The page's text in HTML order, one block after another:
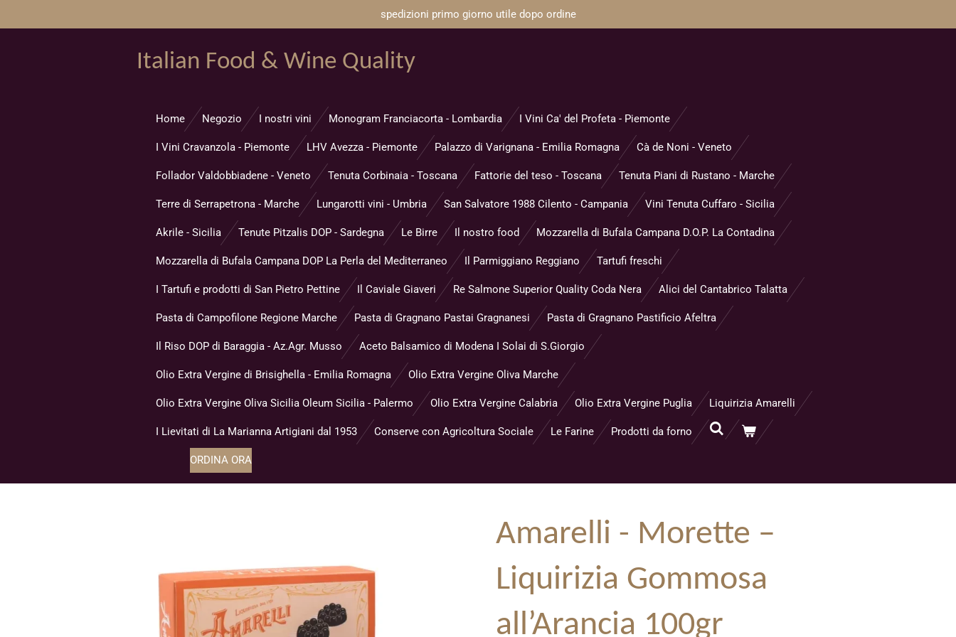
spedizioni primo giorno utile dopo ordine
Italian Food & Wine Quality
Home Negozio I nostri vini Monogram Franciacorta - Lombardia I Vini Ca' del Profeta - Piemonte
I Vini Cravanzola - Piemonte LHV Avezza - Piemonte Palazzo di Varignana - Emilia Romagna Cà de Noni - Veneto
Follador Valdobbiadene - Veneto Tenuta Corbinaia - Toscana Fattorie del teso - Toscana Tenuta Piani di Rustano - Marche
Terre di Serrapetrona - Marche Lungarotti vini - Umbria San Salvatore 1988 Cilento - Campania Vini Tenuta Cuffaro - Sicilia
Akrile - Sicilia Tenute Pitzalis DOP - Sardegna Le Birre Il nostro food Mozzarella di Bufala Campana D.O.P. La Contadina
Mozzarella di Bufala Campana DOP La Perla del Mediterraneo Il Parmiggiano Reggiano Tartufi freschi
I Tartufi e prodotti di San Pietro Pettine Il Caviale Giaveri Re Salmone Superior Quality Coda Nera Alici del Cantabrico Talatta
Pasta di Campofilone Regione Marche Pasta di Gragnano Pastai Gragnanesi Pasta di Gragnano Pastificio Afeltra
Il Riso DOP di Baraggia - Az.Agr. Musso Aceto Balsamico di Modena I Solai di S.Giorgio
Olio Extra Vergine di Brisighella - Emilia Romagna Olio Extra Vergine Oliva Marche
Olio Extra Vergine Oliva Sicilia Oleum Sicilia - Palermo Olio Extra Vergine Calabria Olio Extra Vergine Puglia Liquirizia Amarelli
I Lievitati di La Marianna Artigiani dal 1953 Conserve con Agricoltura Sociale Le Farine Prodotti da forno
ORDINA ORA
Amarelli - Morette –
Liquirizia Gommosa
all’Arancia 100gr